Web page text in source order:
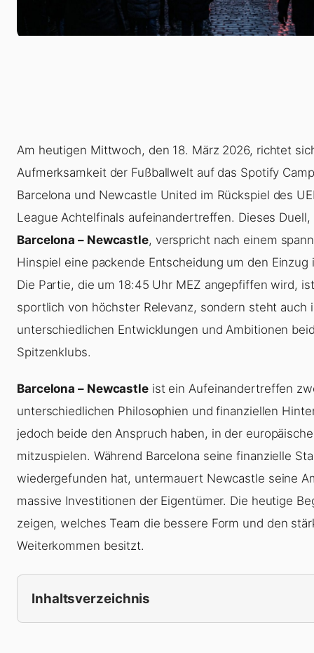
Am heutigen Mittwoch, den 18. März 2026, richtet
Aufmerksamkeit der Fußballwelt auf das Spotify
Barcelona und Newcastle United im Rückspiel des
League Achtelfinals aufeinandertreffen. Dieses Duell,
Barcelona – Newcastle, verspricht nach einem
Hinspiel eine packende Entscheidung um den
Die Partie, die um 18:45 Uhr MEZ angepfiffen wird,
sportlich von höchster Relevanz, sondern steht auch
unterschiedlichen Entwicklungen und Ambitionen
Spitzenklubs.
Barcelona – Newcastleist ein Aufeinandertreffen
unterschiedlichen Philosophien und finanziellen
jedoch beide den Anspruch haben, in der
mitzuspielen. Während Barcelona seine finanzielle
wiedergefunden hat, untermauert Newcastle seine
massive Investitionen der Eigentümer. Die heutige
zeigen, welches Team die bessere Form und den
Weiterkommen besitzt.
Inhaltsverzeichnis